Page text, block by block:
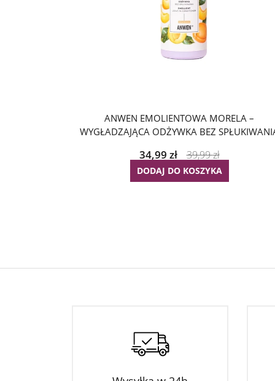
ANWEN EMOLIENTOWA MORELA –
WYGŁADZAJĄCA ODŻYWKA BEZ
34,99 zł 39,99zł
DODAJ DO KOSZYKA